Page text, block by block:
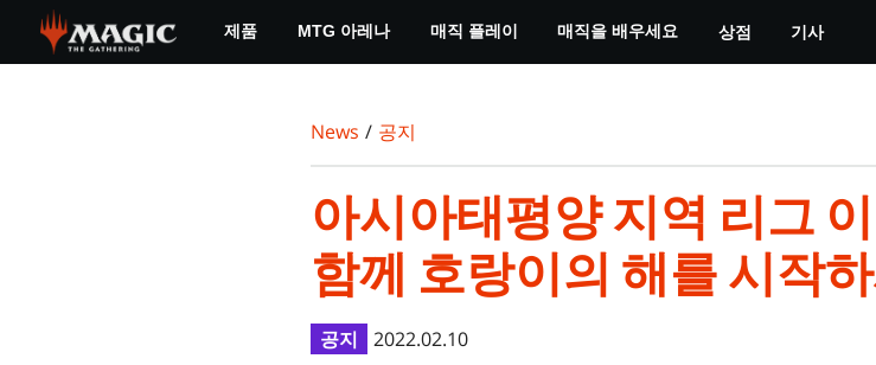
main
제품 MTG 아레나 매직 플레이 매직을 배우세요 상점 기사
News / 공지
아시아태평양 지역 리그
함께 호랑이의 해를 시작
공지 2022.02.10